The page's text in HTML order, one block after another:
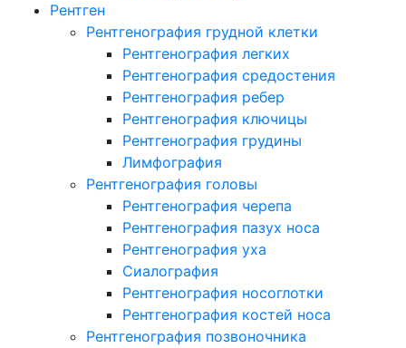
Рентген
Рентгенография грудной клетки
Рентгенография легких
Рентгенография средостения
Рентгенография ребер
Рентгенография ключицы
Рентгенография грудины
Лимфография
Рентгенография головы
Рентгенография черепа
Рентгенография пазух носа
Рентгенография уха
Сиалография
Рентгенография носоглотки
Рентгенография костей носа
Рентгенография позвоночника